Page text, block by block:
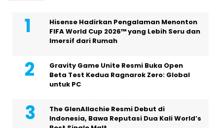
Hisense Hadirkan Pengalaman Menonton
FIFA World Cup 2026™ yang Lebih Seru dan
Imersif dari Rumah
Gravity Game Unite Resmi Buka Open
Beta Test Kedua Ragnarok Zero: Global
untuk PC
The GlenAllachie Resmi Debut di
Indonesia, Bawa Reputasi Dua Kali World’s